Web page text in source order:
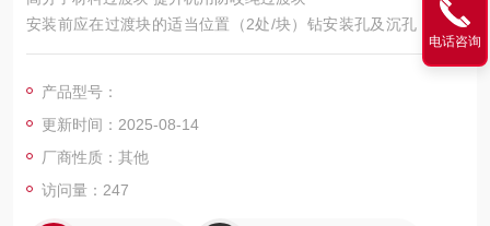
安装前应在过渡块的适当位置（2处/块）钻安装孔及沉孔，选用
螺钉为圆柱头内六角螺钉（GB70）M12&amp;#215;L，沉孔深
钢丝绳装好后，应在有负荷的状态下至少反复运行2次以上.
产品型号：
更新时间：2025-08-14
厂商性质：其他
访问量：247
电话咨询